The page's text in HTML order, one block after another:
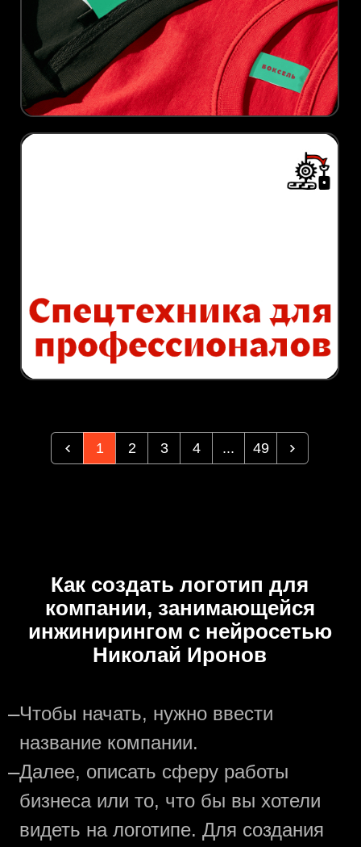
1 2 3 4 ... 49
Как создать логотип для
компании, занимающейся
инжинирингом с нейросетью
Николай Иронов
—Чтобы начать, нужно ввести
название компании.
—Далее, описать сферу работы
бизнеса или то, что бы вы хотели
видеть на логотипе. Для создания